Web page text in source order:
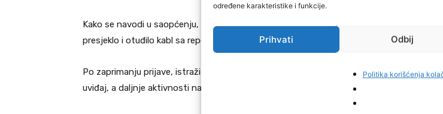
određene karakteristike i funkcije.
Prihvati Odbij
Politika korišćenja
Kako se navodi u saopćenju, krivično djelo je izvršilo za sada nepoznato lice, koje je tom
presjeklo i otuđilo kabl sa repetitora
„Borik“, koji je u vlasništvu kompanije „Mtel“ a.d.
Po zaprimanju prijave, istražitelji Policijske stanice Maglaj su izašli na lice mjesta, gdje je
uviđaj, a daljnje aktivnosti na rasvjetljavanju ovog krivičnog djela se nastavljaju.